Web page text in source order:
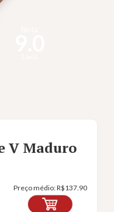
V Maduro
Preço médio:R$137.90